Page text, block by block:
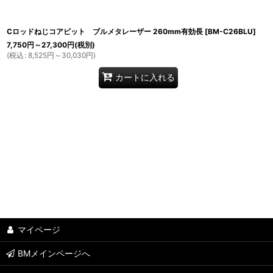
Cロッドねじコアビット ブルメタレーザー 260mm有効長 [BM-C26BLU]
7,750円 ～27,300円(税別)
(税込 : 8,525円 ～30,030円)
カートに入れる
マイページ
BMメインページへ